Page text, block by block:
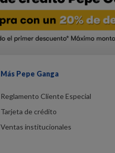
Más Pepe Ganga
Reglamento Cliente Especial
Tarjeta de crédito
Ventas institucionales